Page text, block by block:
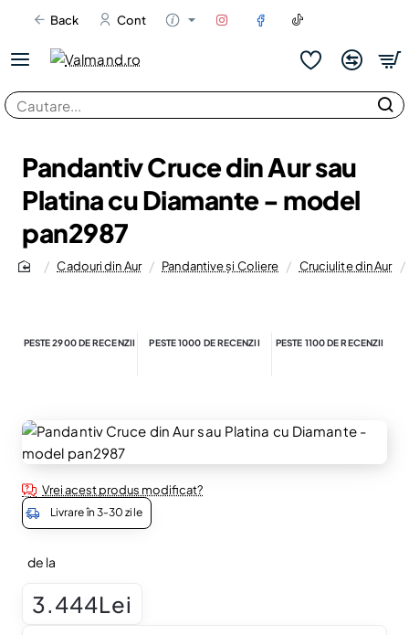
Back Cont
Cautare...
Pandantiv Cruce din Aur sau
Platina cu Diamante - model
pan2987
Cadouri din Aur Pandantive și Coliere Cruciulite din Aur
PESTE 2900 DE RECENZII PESTE 1000 DE RECENZII PESTE 1100 DE RECENZII
Vrei acest produs modificat?
Livrare în 3-30 zile
de la
3.444Lei